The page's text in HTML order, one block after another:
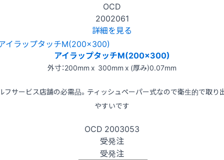
OCD
2002061
詳細を見る
アイラップタッチM(200x300)
外寸：200mm x 300mm x (厚み)0.07mm
フサービス店舗の必需品。ティッシュペーパー式なので衛生的で取り
やすいです
OCD 2003053
受発注
受発注